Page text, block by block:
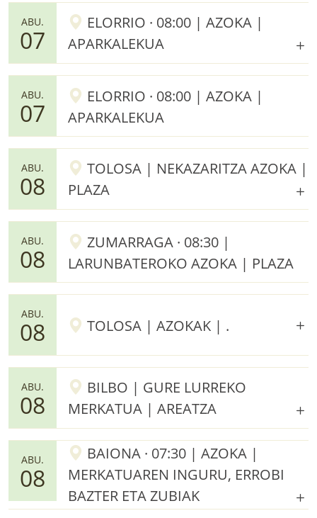
ABU.
07
ELORRIO · 08:00 | AZOKA |
APARKALEKUA
ABU.
07
ELORRIO · 08:00 | AZOKA |
APARKALEKUA
ABU.
08
TOLOSA | NEKAZARITZA AZOKA |
PLAZA
ABU.
08
ZUMARRAGA · 08:30 |
LARUNBATEROKO AZOKA | PLAZA
ABU.
08 TOLOSA | AZOKAK | .
ABU.
08
BILBO | GURE LURREKO
MERKATUA | AREATZA
ABU.
08
BAIONA · 07:30 | AZOKA |
MERKATUAREN INGURU, ERROBI
BAZTER ETA ZUBIAK